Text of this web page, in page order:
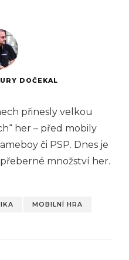
DOČEKAL
přinesly velkou
her – před mobily
či PSP. Dnes je
množství her.
MOBILNÍ HRA